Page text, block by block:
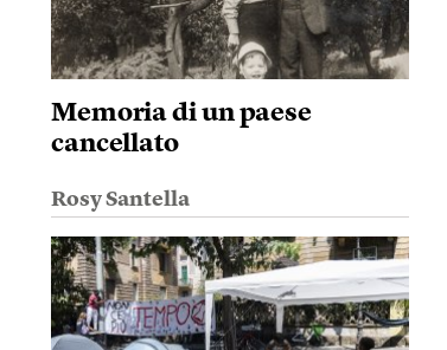
Memoria di un paese
cancellato
Rosy Santella